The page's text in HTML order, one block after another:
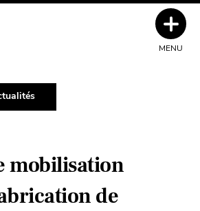
mobilisation
de
MENU